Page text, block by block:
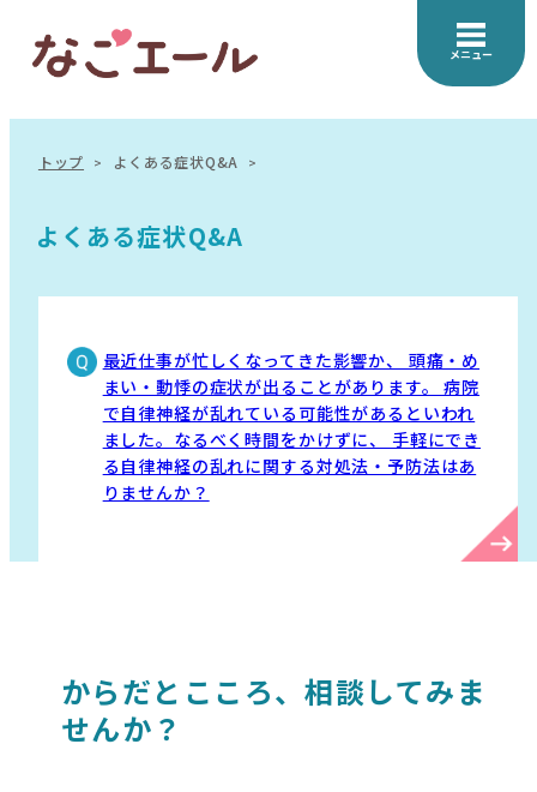
メニュー
トップ よくある症状Q&A
よくある症状Q&A
最近仕事が忙しくなってきた影響か、 頭痛・め
まい・動悸の症状が出ることがあります。 病院
で自律神経が乱れている可能性があるといわれ
ました。なるべく時間をかけずに、 手軽にでき
る自律神経の乱れに関する対処法・予防法はあ
りませんか？
からだとこころ、相談してみま
せんか？